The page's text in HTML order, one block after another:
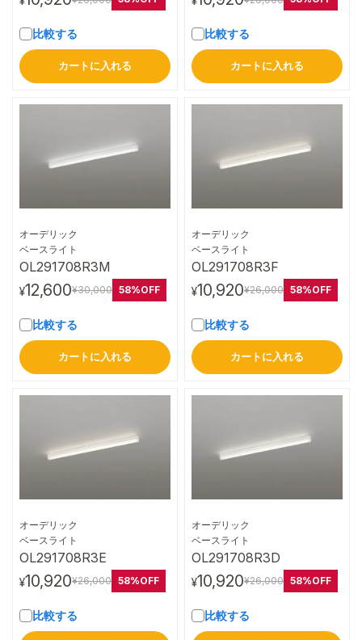
比較する
カートに入れる
比較する
カートに入れる
オーデリック
ベースライト
OL291708R3M
¥12,600¥30,000 58%OFF
比較する
カートに入れる
オーデリック
ベースライト
OL291708R3F
¥10,920¥26,000 58%OFF
比較する
カートに入れる
オーデリック
ベースライト
OL291708R3E
¥10,920¥26,000 58%OFF
比較する
オーデリック
ベースライト
OL291708R3D
¥10,920¥26,000 58%OFF
比較する